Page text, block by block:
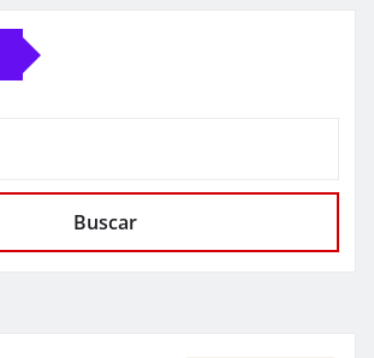
Buscar